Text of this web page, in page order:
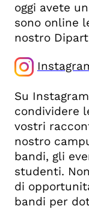
oggi avete
sono online
nostro
Su
condividere
vostri
nostro
bandi, gli
studenti.
di
bandi per